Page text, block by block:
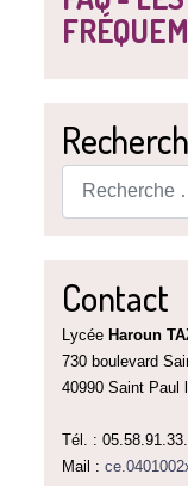
Contact
Lycée Haroun
730 boulevard
40990 Saint Paul
Tél. :
Mail :